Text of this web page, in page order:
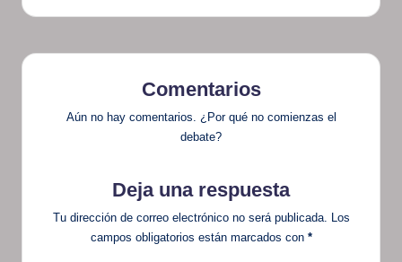
Comentarios
Aún no hay comentarios. ¿Por qué no comienzas el
debate?
Deja una respuesta
Tu dirección de correo electrónico no será publicada. Los
campos obligatorios están marcados con *